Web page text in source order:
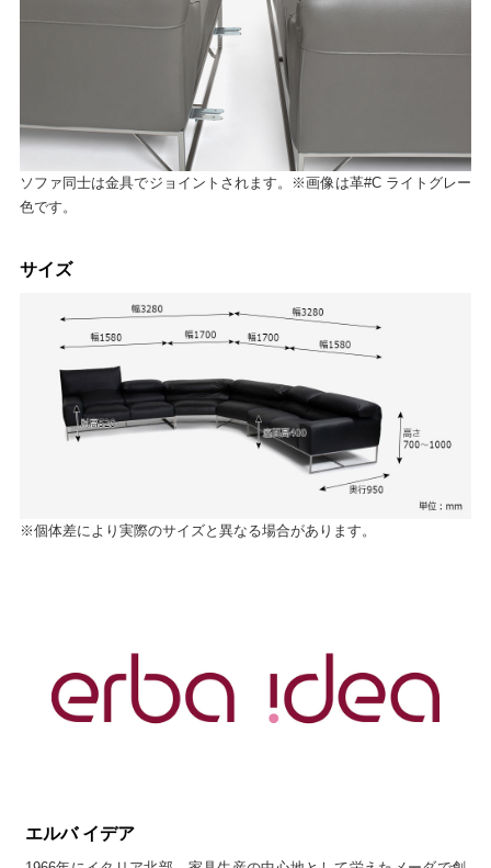
ソファ同士は金具でジョイントされます。※画像は革#C ライトグレー
色です。
サイズ
※個体差により実際のサイズと異なる場合があります。
エルバ イデア